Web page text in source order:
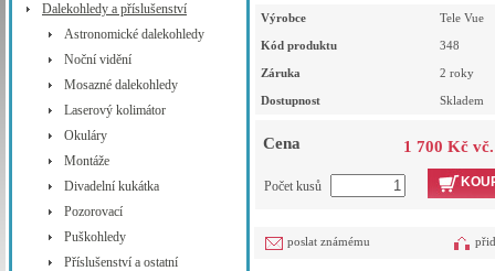
Dalekohledy a příslušenství
Astronomické dalekohledy
Noční vidění
Mosazné dalekohledy
Laserový kolimátor
Okuláry
Montáže
Divadelní kukátka
Pozorovací
Puškohledy
Příslušenství a ostatní
Výrobce Tele Vue
Kód produktu 348
Záruka 2 roky
Dostupnost Skladem
Cena 1 700 Kč
Počet kusů
poslat známému